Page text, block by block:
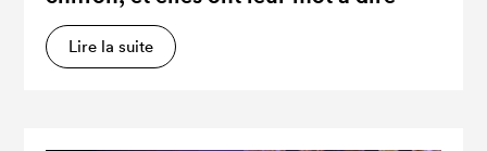
Lire la suite